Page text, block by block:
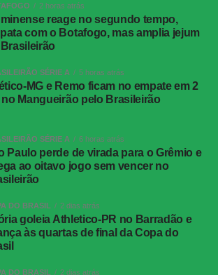
de Soteldo pelo lado direito, o
encontrar mais espaços na defesa
surtiu efeito aos 12 minutos.
esquerda, cortou para o meio e fez o
da segunda trave. Ignácio
no canto. A bola ainda bateu
entrar, deixando o placar igualado.
boa oportunidade de retomar a
Montoro encontrou Villalba com
mas o atacante finalizou fraco,
de Fábio.
ficou perto da virada aos 21
livre dentro da área e bateu
fez uma defesa inusitada com a
2 horas atrás
reage no segundo tempo,
com o Botafogo, mas amplia jejum
SÉRIE A 5 horas atrás
MG e Remo ficam no empate em 2
no Mangueirão pelo Brasileirão
SÉRIE A 6 horas atrás
Paulo perde de virada para o Grêmio e
ao oitavo jogo sem vencer no
DO BRASIL 2 dias atrás
goleia Athletico-PR no Barradão e
às quartas de final da Copa do
DO BRASIL 2 dias atrás